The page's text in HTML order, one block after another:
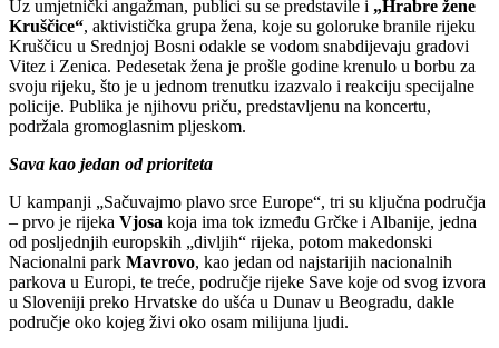
Uz umjetnički angažman, publici su se predstavile i „Hrabre žene
Kruščice“, aktivistička grupa žena, koje su goloruke branile rijeku
Kruščicu u Srednjoj Bosni odakle se vodom snabdijevaju gradovi
Vitez i Zenica. Pedesetak žena je prošle godine krenulo u borbu za
svoju rijeku, što je u jednom trenutku izazvalo i reakciju specijalne
policije. Publika je njihovu priču, predstavljenu na koncertu,
podržala gromoglasnim pljeskom.
Sava kao jedan od prioriteta
U kampanji „Sačuvajmo plavo srce Europe“, tri su ključna područja
– prvo je rijeka Vjosa koja ima tok između Grčke i Albanije, jedna
od posljednjih europskih „divljih“ rijeka, potom makedonski
Nacionalni park Mavrovo, kao jedan od najstarijih nacionalnih
parkova u Europi, te treće, područje rijeke Save koje od svog izvora
u Sloveniji preko Hrvatske do ušća u Dunav u Beogradu, dakle
područje oko kojeg živi oko osam milijuna ljudi.